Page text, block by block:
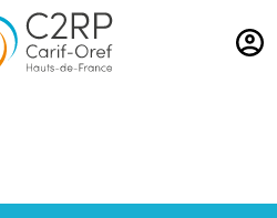
Aller
au
contenu